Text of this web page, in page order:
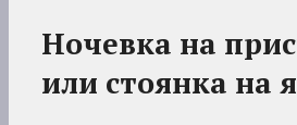
Ночевка на
или стоянка на